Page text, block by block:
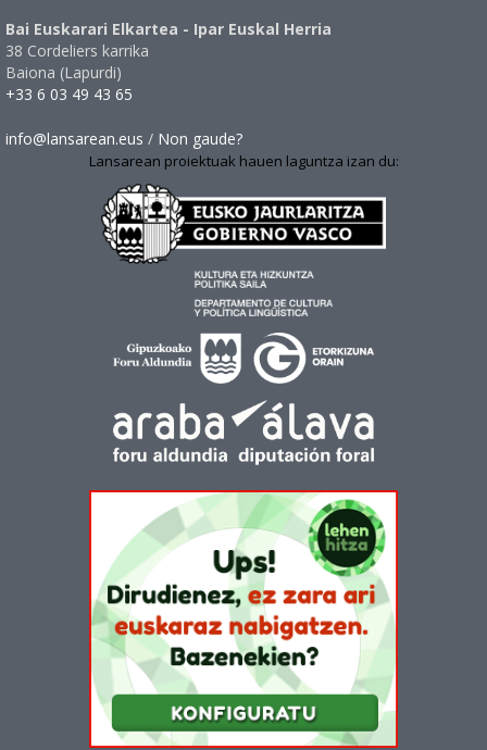
Bai Euskarari Elkartea - Ipar Euskal Herria
38 Cordeliers karrika
Baiona (Lapurdi)
+33 6 03 49 43 65
info@lansarean.eus / Non gaude?
Lansarean proiektuak hauen laguntza izan du: